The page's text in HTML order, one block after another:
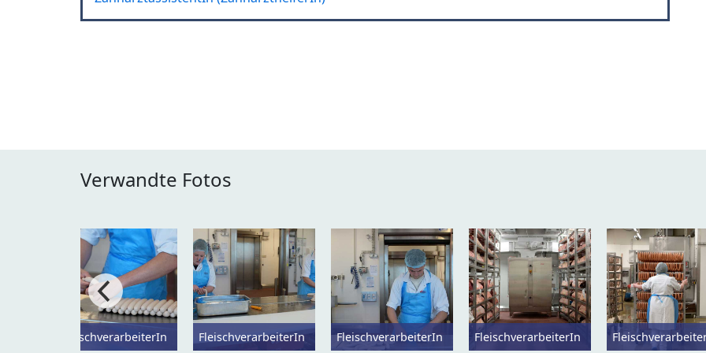
Verwandte Fotos
FleischverarbeiterIn
FleischverarbeiterIn FleischverarbeiterIn FleischverarbeiterIn